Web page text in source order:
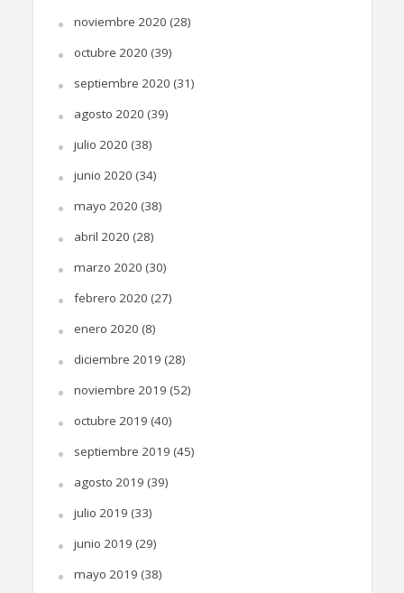
noviembre 2020 (28)
octubre 2020 (39)
septiembre 2020 (31)
agosto 2020 (39)
julio 2020 (38)
junio 2020 (34)
mayo 2020 (38)
abril 2020 (28)
marzo 2020 (30)
febrero 2020 (27)
enero 2020 (8)
diciembre 2019 (28)
noviembre 2019 (52)
octubre 2019 (40)
septiembre 2019 (45)
agosto 2019 (39)
julio 2019 (33)
junio 2019 (29)
mayo 2019 (38)